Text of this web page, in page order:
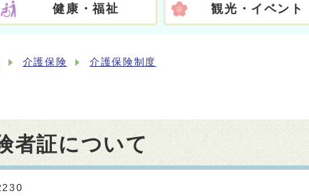
健康・福祉 観光・イベント
介護保険 介護保険制度
者証について